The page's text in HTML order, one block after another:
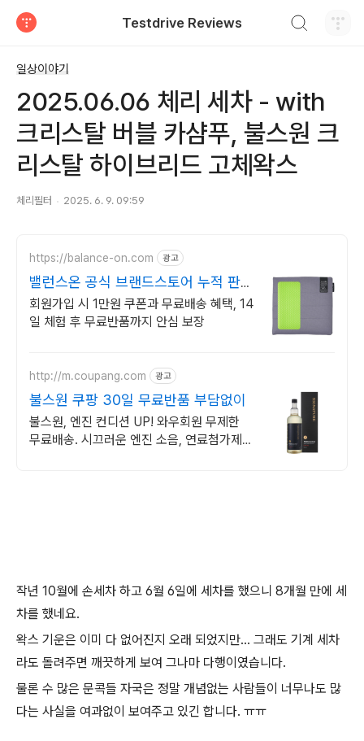
Testdrive Reviews
일상이야기
2025.06.06 체리 세차 - with
크리스탈 버블 카샴푸, 불스원 크
리스탈 하이브리드 고체왁스
체리필터 2025. 6. 9. 09:59
https://balance-on.com 광고
밸런스온 공식 브랜드스토어 누적 판매
량 135만 돌파!
회원가입 시 1만원 쿠폰과 무료배송 혜택, 14
일 체험 후 무료반품까지 안심 보장
http://m.coupang.com 광고
불스원 쿠팡 30일 무료반품 부담없이
불스원, 엔진 컨디션 UP! 와우회원 무제한
무료배송. 시끄러운 엔진 소음, 연료첨가제
작년 10월에 손세차 하고 6월 6일에 세차를 했으니 8개월 만에 세
차를 했네요.
왁스 기운은 이미 다 없어진지 오래 되었지만... 그래도 기계 세차
라도 돌려주면 깨끗하게 보여 그나마 다행이였습니다.
물론 수 많은 문콕들 자국은 정말 개념없는 사람들이 너무나도 많
다는 사실을 여과없이 보여주고 있긴 합니다. ㅠㅠ